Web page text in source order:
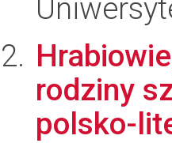
rodziny
polsko-